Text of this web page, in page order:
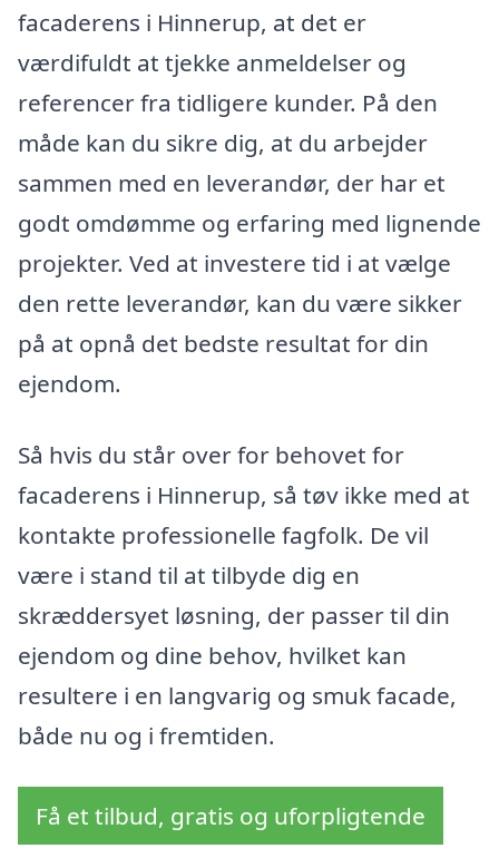
facaderens i Hinnerup, at det er
værdifuldt at tjekke anmeldelser og
referencer fra tidligere kunder. På den
måde kan du sikre dig, at du arbejder
sammen med en leverandør, der har et
godt omdømme og erfaring med lignende
projekter. Ved at investere tid i at vælge
den rette leverandør, kan du være sikker
på at opnå det bedste resultat for din
ejendom.
Så hvis du står over for behovet for
facaderens i Hinnerup, så tøv ikke med at
kontakte professionelle fagfolk. De vil
være i stand til at tilbyde dig en
skræddersyet løsning, der passer til din
ejendom og dine behov, hvilket kan
resultere i en langvarig og smuk facade,
både nu og i fremtiden.
Få et tilbud, gratis og uforpligtende